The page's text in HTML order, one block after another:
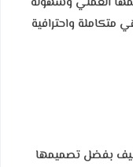
متكاملة واحترافية
بفضل تصميمها